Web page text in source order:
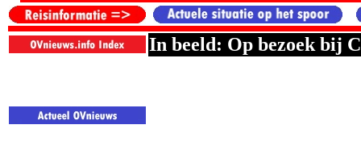
In beeld: Op bezoek bij